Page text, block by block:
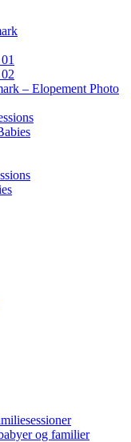
– Elopement Photo
og familier